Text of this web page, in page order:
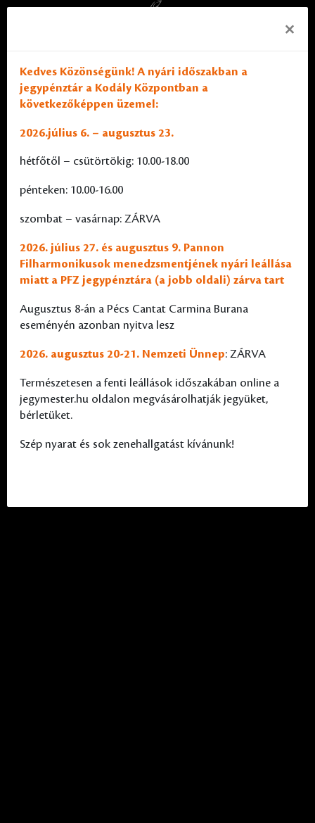
×
Kedves Közönségünk! A nyári időszakban a
jegypénztár a Kodály Központban a
következőképpen üzemel:
2026.július 6. – augusztus 23.
hétfőtől – csütörtökig: 10.00-18.00
pénteken: 10.00-16.00
szombat – vasárnap: ZÁRVA
2026. július 27. és augusztus 9. Pannon
Filharmonikusok menedzsmentjének nyári leállása
miatt a PFZ jegypénztára (a jobb oldali) zárva tart
Augusztus 8-án a Pécs Cantat Carmina Burana
eseményén azonban nyitva lesz
2026. augusztus 20-21. Nemzeti Ünnep: ZÁRVA
Természetesen a fenti leállások időszakában online a
jegymester.hu oldalon megvásárolhatják jegyüket,
bérletüket.
Szép nyarat és sok zenehallgatást kívánunk!